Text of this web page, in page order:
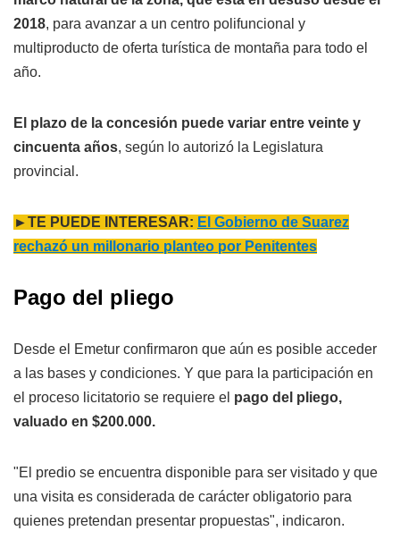
2018, para avanzar a un centro polifuncional y
multiproducto de oferta turística de montaña para todo el
año.
El plazo de la concesión puede variar entre veinte y
cincuenta años, según lo autorizó la Legislatura
provincial.
►TE PUEDE INTERESAR: El Gobierno de Suarez
rechazó un millonario planteo por Penitentes
Pago del pliego
Desde el Emetur confirmaron que aún es posible acceder
a las bases y condiciones. Y que para la participación en
el proceso licitatorio se requiere el pago del pliego,
valuado en $200.000.
"El predio se encuentra disponible para ser visitado y que
una visita es considerada de carácter obligatorio para
quienes pretendan presentar propuestas", indicaron.